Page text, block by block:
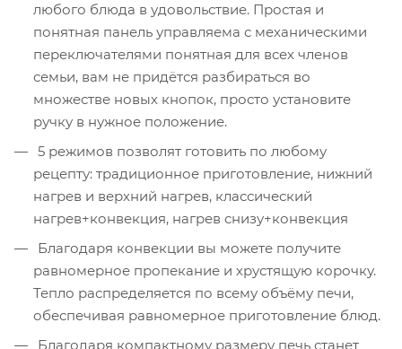
любого блюда в удовольствие. Простая и
понятная панель управляема с механическими
переключателями понятная для всех членов
семьи, вам не придётся разбираться во
множестве новых кнопок, просто установите
ручку в нужное положение.
5 режимов позволят готовить по любому
рецепту: традиционное приготовление, нижний
нагрев и верхний нагрев, классический
нагрев+конвекция, нагрев снизу+конвекция
Благодаря конвекции вы можете получите
равномерное пропекание и хрустящую корочку.
Тепло распределяется по всему объёму печи,
обеспечивая равномерное приготовление блюд.
Благодаря компактному размеру печь станет